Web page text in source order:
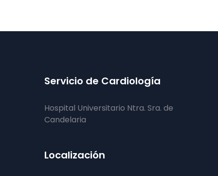
Servicio de Cardiología
Hospital Universitario Ntra. Sra. de
Candelaria
Localización